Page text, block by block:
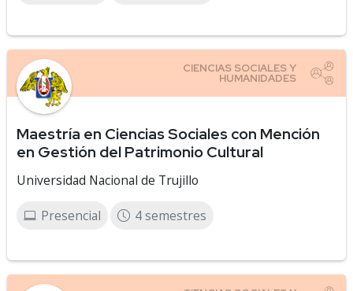
Maestría en Ciencias Sociales con Mención
en Gestión del Patrimonio Cultural
Universidad Nacional de Trujillo
Presencial 4 semestres